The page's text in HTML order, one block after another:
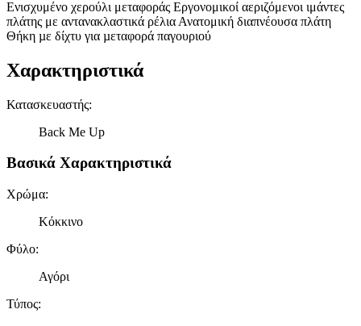
Ενισχυμένο χερούλι μεταφοράς Εργονομικοί αεριζόμενοι ιμάντες
πλάτης με αντανακλαστικά ρέλια Ανατομική διαπνέουσα πλάτη
Θήκη µε δίχτυ για µεταφορά παγουριού
Χαρακτηριστικά
Κατασκευαστής:
Back Me Up
Βασικά Χαρακτηριστικά
Χρώμα:
Κόκκινο
Φύλο:
Αγόρι
Τύπος: